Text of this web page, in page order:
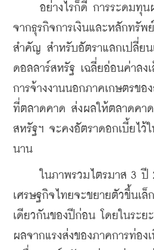
อย่างไรก็ดี การระดมทุน
จากธุรกิจการเงินและหลักทรั
สำคัญ สำหรับอัตราแลกเปลี่ยน
ดอลลาร์สหรัฐ เฉลี่ยอ่อนค่าลง
การจ้างงานนอกภาคเกษตรขอ
ที่ตลาดคาด ส่งผลให้ตลาดคาด
สหรัฐฯ จะคงอัตราดอกเบี้ยไว้ใ
นาน
ในภาพรวมไตรมาส 3 ปี
เศรษฐกิจไทยจะขยายตัวขึ้นเล็
เดียวกันของปีก่อน โดยในระ
ผลจากแรงส่งของภาคการท่อง